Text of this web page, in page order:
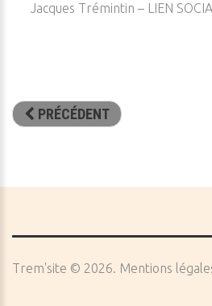
Jacques Trémintin – LIEN
PRÉCÉDENT
Trem'site © 2026 Mentions